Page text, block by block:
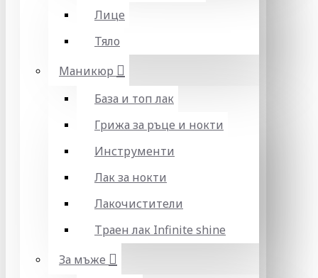
Лице
Тяло
Маникюр
База и топ лак
Грижа за ръце и нокти
Инструменти
Лак за нокти
Лакочистители
Траен лак Infinite shine
За мъже